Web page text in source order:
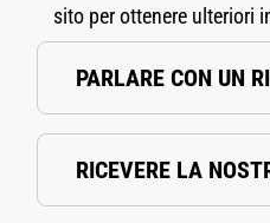
sito per ottenere ulteriori
PARLARE CON UN
RICEVERE LA